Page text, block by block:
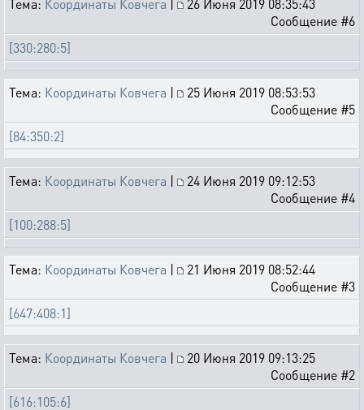
Тема: Координаты Ковчега |
26 Июня 2019 08:35:43
Сообщение #6
[330:280:5]
Тема: Координаты Ковчега |
25 Июня 2019 08:53:53
Сообщение #5
[84:350:2]
Тема: Координаты Ковчега |
24 Июня 2019 09:12:53
Сообщение #4
[100:288:5]
Тема: Координаты Ковчега |
21 Июня 2019 08:52:44
Сообщение #3
[647:408:1]
Тема: Координаты Ковчега |
20 Июня 2019 09:13:25
Сообщение #2
[616:105:6]